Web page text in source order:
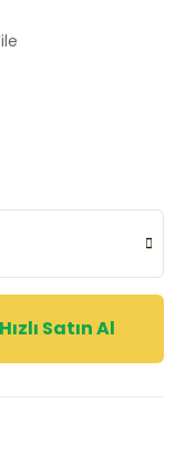
Hızlı Satın Al